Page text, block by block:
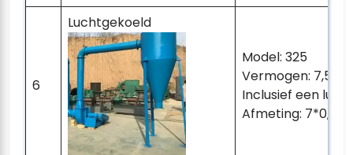
6
Luchtgekoeld
Model: 325
Vermogen: 7,5
Inclusief een
Afmeting: